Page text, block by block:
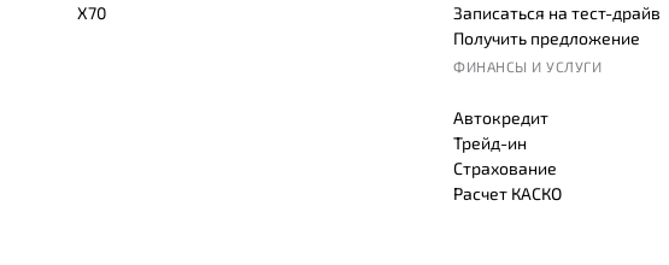
X70
Записаться на тест-драйв
Получить предложение
ФИНАНСЫ И УСЛУГИ
Автокредит
Трейд-ин
Страхование
Расчет КАСКО